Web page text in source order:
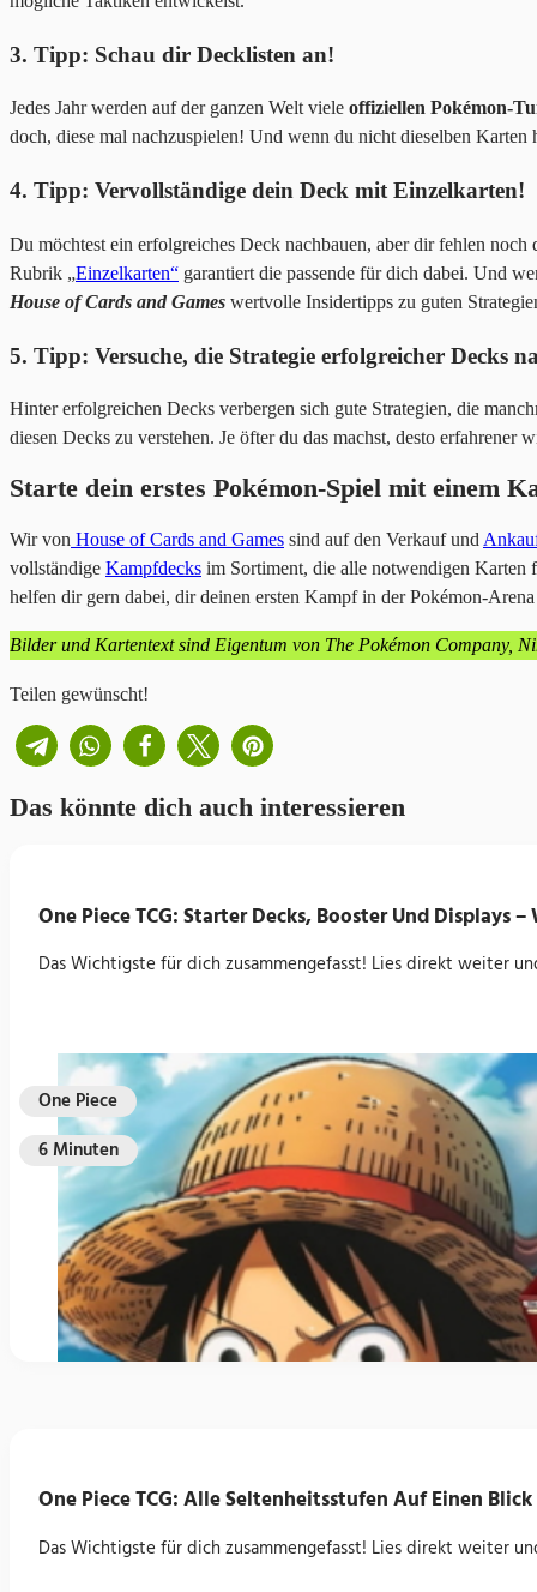
3. Tipp: Schau dir Decklisten an!
Jedes Jahr werden auf der ganzen Welt viele offiziellen Pokémon-
doch, diese mal nachzuspielen! Und wenn du nicht dieselben
4. Tipp: Vervollständige dein Deck mit Einzelkarten!
Du möchtest ein erfolgreiches Deck nachbauen, aber dir fehlen
Rubrik „Einzelkarten“ garantiert die passende für dich dabei. Und
House of Cards and Games wertvolle Insidertipps zu guten
5. Tipp: Versuche, die Strategie erfolgreicher Decks
Hinter erfolgreichen Decks verbergen sich gute Strategien, die
diesen Decks zu verstehen. Je öfter du das machst, desto
Starte dein erstes Pokémon-Spiel mit einem
Wir von House of Cards and Games sind auf den Verkauf und
vollständige Kampfdecks im Sortiment, die alle notwendigen Karten
helfen dir gern dabei, dir deinen ersten Kampf in der Pokémon-
Bilder und Kartentext sind Eigentum von The Pokémon Company,
Teilen gewünscht!
Das könnte dich auch interessieren
One Piece TCG: Starter Decks, Booster Und Displays
Das Wichtigste für dich zusammengefasst! Lies direkt weiter
One Piece
6 Minuten
One Piece TCG: Alle Seltenheitsstufen Auf Einen Blick
Das Wichtigste für dich zusammengefasst! Lies direkt weiter